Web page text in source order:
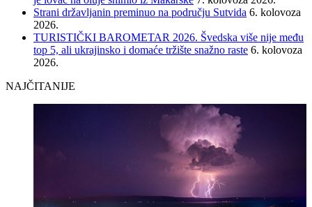
Strani državljanin preminuo na području Sutvida 6. kolovoza
2026.
TURISTIČKI BAROMETAR 2026. Švedska više nije među
top 5, ali ukrajinsko i domaće tržište snažno raste 6. kolovoza
2026.
NAJČITANIJE